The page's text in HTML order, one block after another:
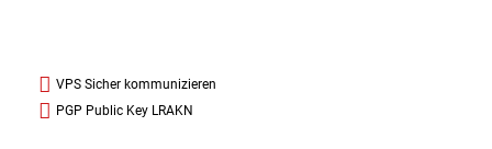
VPS Sicher kommunizieren
PGP Public Key LRAKN